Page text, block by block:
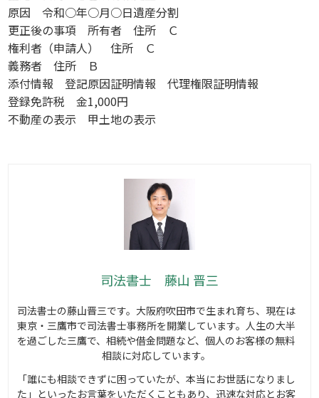
原因 令和○年○月○日遺産分割
更正後の事項 所有者 住所 Ｃ
権利者（申請人） 住所 Ｃ
義務者 住所 Ｂ
添付情報 登記原因証明情報 代理権限証明情報
登録免許税 金1,000円
不動産の表示 甲土地の表示
司法書士 藤山 晋三
司法書士の藤山晋三です。大阪府吹田市で生まれ育ち、現在は
東京・三鷹市で司法書士事務所を開業しています。人生の大半
を過ごした三鷹で、相続や借金問題など、個人のお客様の無料
相談に対応しています。
「誰にも相談できずに困っていたが、本当にお世話になりまし
た」といったお言葉をいただくこともあり、迅速な対応とお客